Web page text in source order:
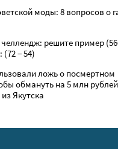
моды: 8 вопросов о
решите пример
(72 − 54)
ложь о посмертном
обмануть на 5 млн
Якутска